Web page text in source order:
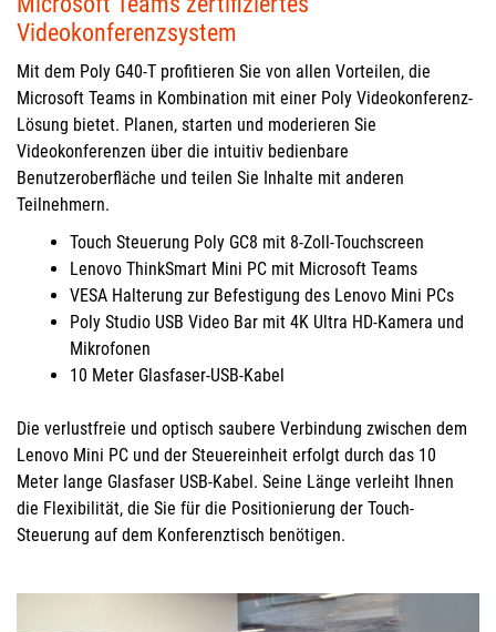
Videokonferenzsystem
Mit dem Poly G40-T profitieren Sie von allen Vorteilen, die
Microsoft Teams in Kombination mit einer Poly Videokonferenz-
Lösung bietet. Planen, starten und moderieren Sie
Videokonferenzen über die intuitiv bedienbare
Benutzeroberfläche und teilen Sie Inhalte mit anderen
Teilnehmern.
Touch Steuerung Poly GC8 mit 8-Zoll-Touchscreen
Lenovo ThinkSmart Mini PC mit Microsoft Teams
VESA Halterung zur Befestigung des Lenovo Mini PCs
Poly Studio USB Video Bar mit 4K Ultra HD-Kamera und
Mikrofonen
10 Meter Glasfaser-USB-Kabel
Die verlustfreie und optisch saubere Verbindung zwischen dem
Lenovo Mini PC und der Steuereinheit erfolgt durch das 10
Meter lange Glasfaser USB-Kabel. Seine Länge verleiht Ihnen
die Flexibilität, die Sie für die Positionierung der Touch-
Steuerung auf dem Konferenztisch benötigen.